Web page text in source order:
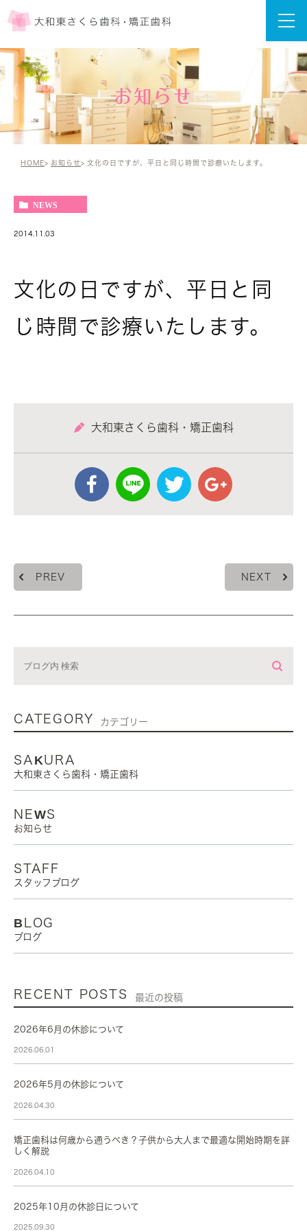
お知らせ
HOME お知らせ 文化の日ですが、平日と同じ時間で診療いたします。
NEWS
2014.11.03
文化の日ですが、平日と同
じ時間で診療いたします。
大和東さくら歯科・矯正歯科
PREV NEXT
CATEGORY カテゴリー
SAKURA
大和東さくら歯科・矯正歯科
NEWS
お知らせ
STAFF
スタッフブログ
BLOG
ブログ
RECENT POSTS 最近の投稿
2026年6月の休診について
2026.06.01
2026年5月の休診について
2026.04.30
矯正歯科は何歳から通うべき？子供から大人まで最適な開始時期を詳
しく解説
2026.04.10
2025年10月の休診日について
2025.09.30